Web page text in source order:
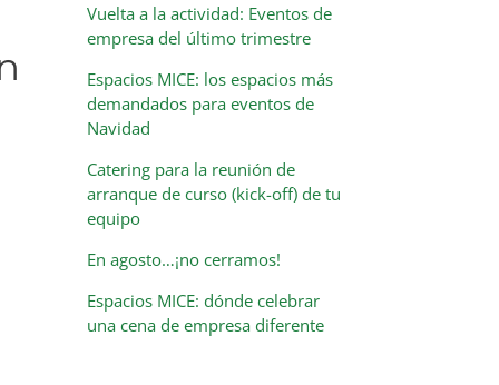
Vuelta a la actividad: Eventos de
empresa del último trimestre
Espacios MICE: los espacios más
demandados para eventos de
Navidad
Catering para la reunión de
arranque de curso (kick-off) de tu
equipo
En agosto…¡no cerramos!
Espacios MICE: dónde celebrar
una cena de empresa diferente